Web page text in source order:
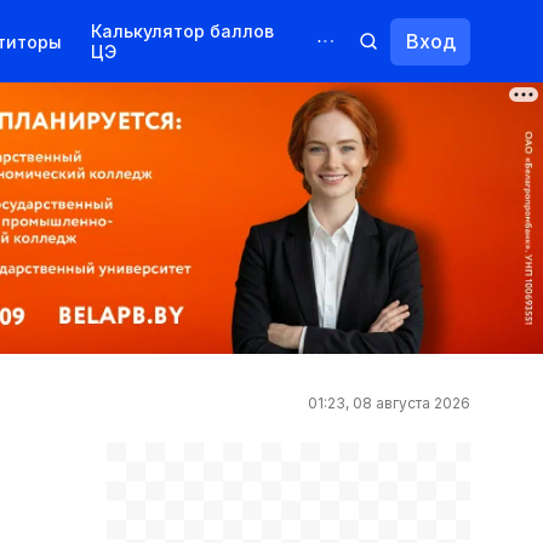
Калькулятор баллов
ЦЭ
Курсы
Переподготовка
Вход
01:23, 08 августа 2026